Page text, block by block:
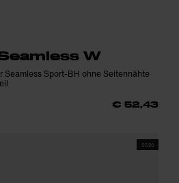
W
Seamless Sport-BH ohne Seitennähte
€ 52,43
SS26